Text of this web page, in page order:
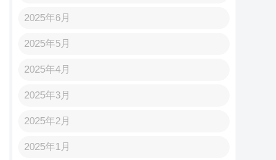
2025年6月
2025年5月
2025年4月
2025年3月
2025年2月
2025年1月